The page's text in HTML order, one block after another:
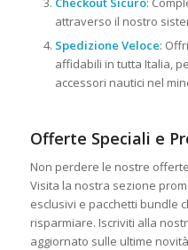
attraverso il nostro
Spedizione Veloce:
affidabili in tutta Italia,
accessori nautici nel
Offerte Speciali e
Non perdere le nostre
Visita la nostra sezione
esclusivi e pacchetti bundle
risparmiare. Iscriviti alla
aggiornato sulle ultime